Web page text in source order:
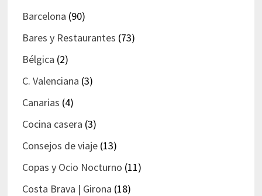
Barcelona (90)
Bares y Restaurantes (73)
Bélgica (2)
C. Valenciana (3)
Canarias (4)
Cocina casera (3)
Consejos de viaje(13)
Copas y Ocio Nocturno (11)
Costa Brava | Girona (18)